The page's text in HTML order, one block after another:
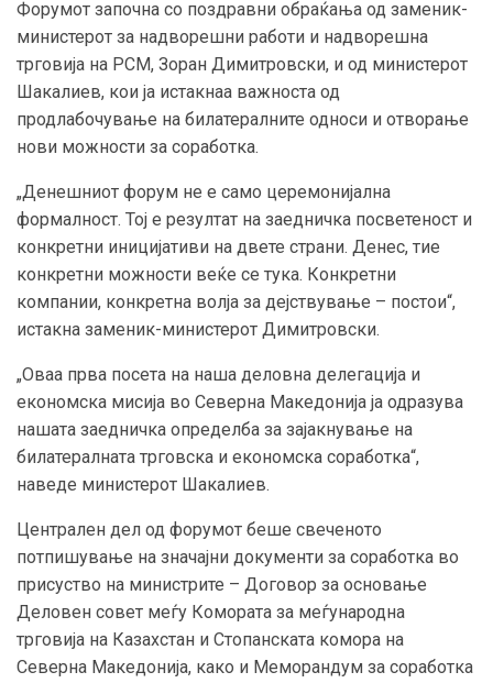
Форумот започна со поздравни обраќања од заменик-
министерот за надворешни работи и надворешна
трговија на РСМ, Зоран Димитровски, и од министерот
Шакалиев, кои ја истакнаа важноста од
продлабочување на билатералните односи и отворање
нови можности за соработка.
„Денешниот форум не е само церемонијална
формалност. Тој е резултат на заедничка посветеност и
конкретни иницијативи на двете страни. Денес, тие
конкретни можности веќе се тука. Конкретни
компании, конкретна волја за дејствување – постои“,
истакна заменик-министерот Димитровски.
„Оваа прва посета на наша деловна делегација и
економска мисија во Северна Македонија ја одразува
нашата заедничка определба за зајакнување на
билатералната трговска и економска соработка“,
наведе министерот Шакалиев.
Централен дел од форумот беше свеченото
потпишување на значајни документи за соработка во
присуство на министрите – Договор за основање
Деловен совет меѓу Комората за меѓународна
трговија на Казахстан и Стопанската комора на
Северна Македонија, како и Меморандум за соработка